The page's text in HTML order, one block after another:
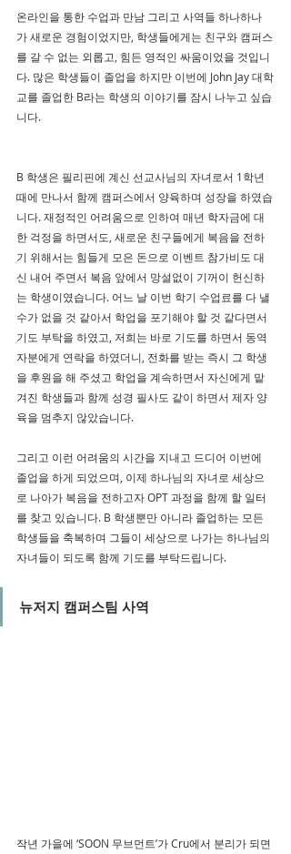
온라인을 통한 수업과 만남 그리고 사역들 하나하나
가 새로운 경험이었지만, 학생들에게는 친구와 캠퍼스
를 갈 수 없는 외롭고, 힘든 영적인 싸움이었을 것입니
다. 많은 학생들이 졸업을 하지만 이번에 John Jay 대학
교를 졸업한 B라는 학생의 이야기를 잠시 나누고 싶습
니다.
B 학생은 필리핀에 계신 선교사님의 자녀로서 1학년
때에 만나서 함께 캠퍼스에서 양육하며 성장을 하였습
니다. 재정적인 어려움으로 인하여 매년 학자금에 대
한 걱정을 하면서도, 새로운 친구들에게 복음을 전하
기 위해서는 힘들게 모은 돈으로 이벤트 참가비도 대
신 내어 주면서 복음 앞에서 망설없이 기꺼이 헌신하
는 학생이였습니다. 어느 날 이번 학기 수업료를 다 낼
수가 없을 것 같아서 학업을 포기해야 할 것 같다면서
기도 부탁을 하였고, 저희는 바로 기도를 하면서 동역
자분에게 연락을 하였더니, 전화를 받는 즉시 그 학생
을 후원을 해 주셨고 학업을 계속하면서 자신에게 맡
겨진 학생들과 함께 성경 필사도 같이 하면서 제자 양
육을 멈추지 않았습니다.
그리고 이런 어려움의 시간을 지내고 드디어 이번에
졸업을 하게 되었으며, 이제 하나님의 자녀로 세상으
로 나아가 복음을 전하고자 OPT 과정을 함께 할 일터
를 찾고 있습니다. B 학생뿐만 아니라 졸업하는 모든
학생들을 축복하며 그들이 세상으로 나가는 하나님의
자녀들이 되도록 함께 기도를 부탁드립니다.
뉴저지 캠퍼스팀 사역
작년 가을에 ‘SOON 무브먼트’가 Cru에서 분리가 되면